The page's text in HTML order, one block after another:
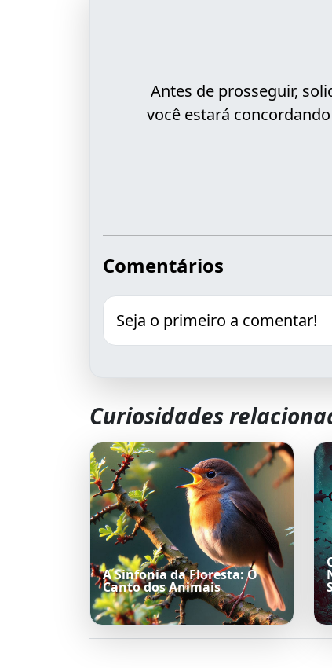
Antes de prosseguir,
você estará
Comentários
Seja o primeiro a comentar!
Curiosidades
A Sinfonia da Floresta: O
Canto dos Animais